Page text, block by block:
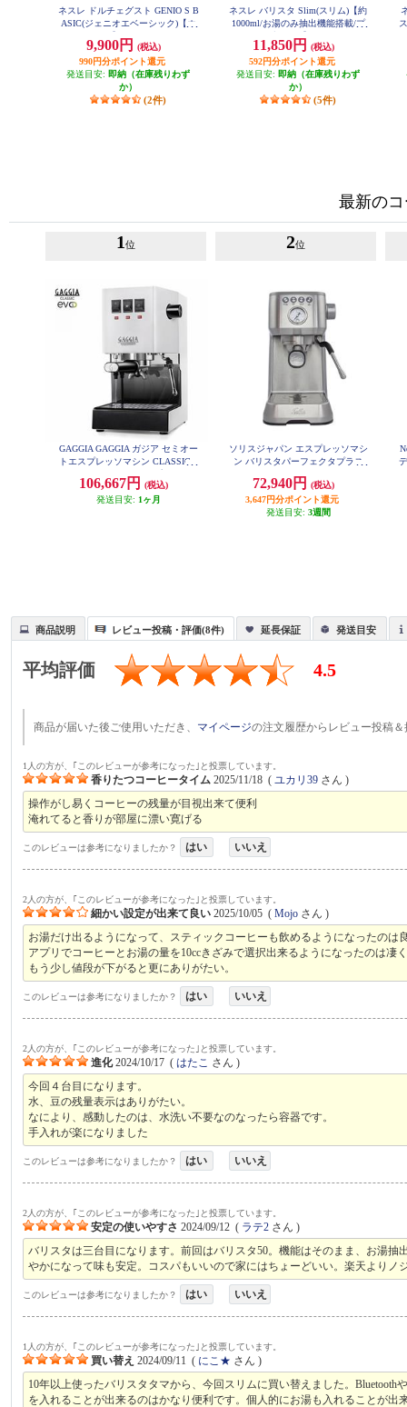
ネスレ ドルチェグスト GENIO S B
ASIC(ジェニオエベーシック)【ホ
9,900円
(税込)
990円分ポイント還元
発送目安: 即納（在庫残りわず
か）
(2件)
ネスレ バリスタ Slim(スリム)【約
1000ml/お湯のみ抽出機能搭載/プ
11,850円
(税込)
592円分ポイント還元
発送目安: 即納（在庫残りわず
か）
(5件)
最新の
1 位
GAGGIA GAGGIA ガジア セミオー
トエスプレッソマシン CLASSIC e
イト SIN035R-WH
106,667円
(税込)
発送目安: 1ヶ月
2位
ソリスジャパン エスプレッソマシ
ン バリスタパーフェクタプラス
72,940円
(税込)
3,647円分ポイント還元
発送目安: 3週間
商品説明 レビュー投稿・評価(8件) 延長保証 発送目安
平均評価 4.5
商品が届いた後ご使用いただき、 マイページの注文履歴からレビュー投稿
1人の方が、｢このレビューが参考になった｣と投票しています。
香りたつコーヒータイム 2025/11/18 (ユカリ39 さん )
操作がし易くコーヒーの残量が目視出来て便利
淹れてると香りが部屋に漂い寛げる
このレビューは参考になりましたか？ はい いいえ
2人の方が、｢このレビューが参考になった｣と投票しています。
細かい設定が出来て良い 2025/10/05 (Mojo さん )
お湯だけ出るようになって、スティックコーヒーも飲めるようになったのは
アプリでコーヒーとお湯の量を10ccきざみで選択出来るようになったのは凄
もう少し値段が下がると更にありがたい。
このレビューは参考になりましたか？ はい いいえ
2人の方が、｢このレビューが参考になった｣と投票しています。
進化 2024/10/17 (はたこ さん )
今回４台目になります。
水、豆の残量表示はありがたい。
なにより、感動したのは、水洗い不要なのなったら容器です。
手入れが楽になりました
このレビューは参考になりましたか？ はい いいえ
2人の方が、｢このレビューが参考になった｣と投票しています。
安定の使いやすさ 2024/09/12 ( ラテ2 さん )
バリスタは三台目になります。前回はバリスタ50。機能はそのまま、お湯
やかになって味も安定。コスパもいいので家にはちょーどいい。楽天より
このレビューは参考になりましたか？ はい いいえ
1人の方が、｢このレビューが参考になった｣と投票しています。
買い替え 2024/09/11 ( にこ★ さん )
10年以上使ったバリスタタマから、今回スリムに買い替えました。
を入れることが出来るのはかなり便利です。個人的にお湯も入れることが